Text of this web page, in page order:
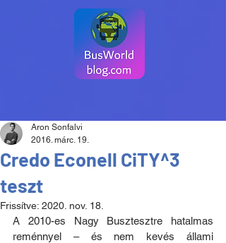
Credo Econell CiTY^3
teszt
Aron Sonfalvi
2016. márc. 19.
Frissítve: 2020. nov. 18.
A 2010-es Nagy Busztesztre hatalmas
reménnyel – és nem kevés állami